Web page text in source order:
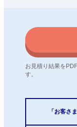
お見積り結果を
す。
「お客さ